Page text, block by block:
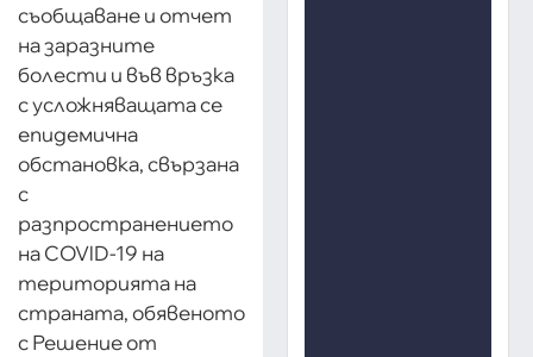
съобщаване и отчет
на заразните
болести и във връзка
с усложняващата се
епидемична
обстановка, свързана
с
разпространението
на COVlD-19 на
територията на
страната, обявеното
с Решение от